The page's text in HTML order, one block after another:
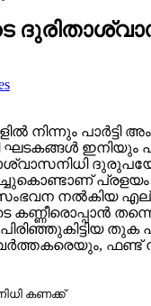
നിന്നും
ഘടകങ്ങൾ
പ്രളയം
നൽകിയ എല്ലാ
കണ്ണീരൊപ്പാൻ
പ്രവർത്തകരെയും,
കണക്ക്